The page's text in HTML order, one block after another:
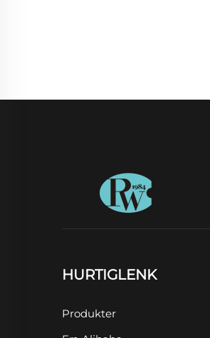
HURTIGLENK
Produkter